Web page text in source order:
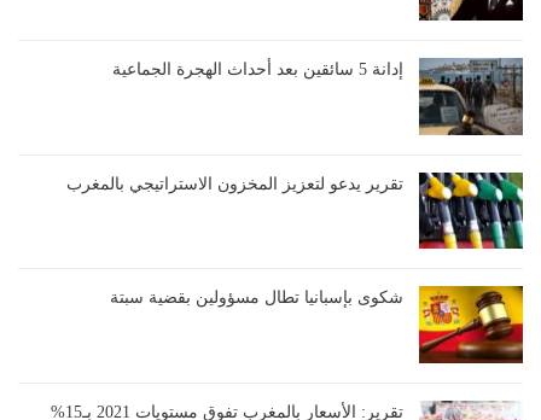
إدانة 5 سائقين بعد أحداث الهجرة الجماعية
تقرير يدعو لتعزيز المخزون الاستراتيجي بالمغرب
شكوى بإسبانيا تطال مسؤولين بقضية سبتة
تقرير: الأسعار بالمغرب تفوق مستويات 2021 بـ15%